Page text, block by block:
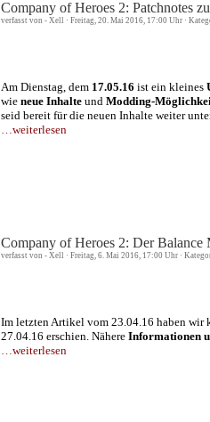
Company of Heroes 2: Patchnotes
verfasst von - Xell · Freitag, 20. Mai 2016, 17:00 Uhr ·
Am Dienstag, dem 17.05.16 ist ein kleines
wie neue Inhalte und Modding-
seid bereit für die neuen Inhalte weiter
…weiterlesen
Company of Heroes 2: Der Balance
verfasst von - Xell · Freitag, 6. Mai 2016, 17:00 Uhr ·
Im letzten Artikel vom 23.04.16 haben wir
27.04.16 erschien. Nähere Informationen
…weiterlesen